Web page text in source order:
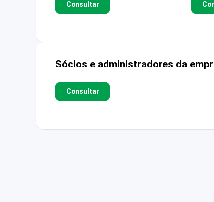
Consultar
Sócios e administradores da
Consultar